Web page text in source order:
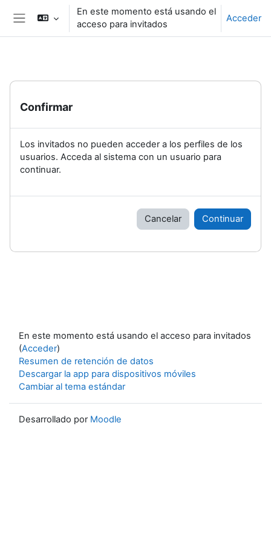
Salta al contenido principal
Panel lateral
En este momento está usando el
acceso para invitados
Acceder
Confirmar
Los invitados no pueden acceder a los perfiles de los
usuarios. Acceda al sistema con un usuario para
continuar.
Cancelar Continuar
En este momento está usando el acceso para invitados
(Acceder)
Resumen de retención de datos
Descargar la app para dispositivos móviles
Cambiar al tema estándar
Desarrollado por Moodle